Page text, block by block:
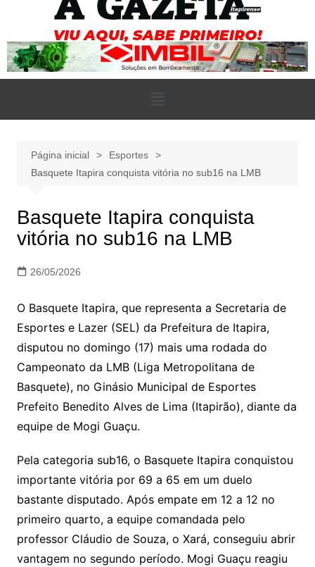
Página inicial
Esportes
Basquete Itapira conquista vitória no sub16 na LMB
Basquete Itapira conquista
vitória no sub16 na LMB
26/05/2026
O Basquete Itapira, que representa a Secretaria de
Esportes e Lazer (SEL) da Prefeitura de Itapira,
disputou no domingo (17) mais uma rodada do
Campeonato da LMB (Liga Metropolitana de
Basquete), no Ginásio Municipal de Esportes
Prefeito Benedito Alves de Lima (Itapirão), diante da
equipe de Mogi Guaçu.
Pela categoria sub16, o Basquete Itapira conquistou
importante vitória por 69 a 65 em um duelo
bastante disputado. Após empate em 12 a 12 no
primeiro quarto, a equipe comandada pelo
professor Cláudio de Souza, o Xará, conseguiu abrir
vantagem no segundo período. Mogi Guaçu reagiu